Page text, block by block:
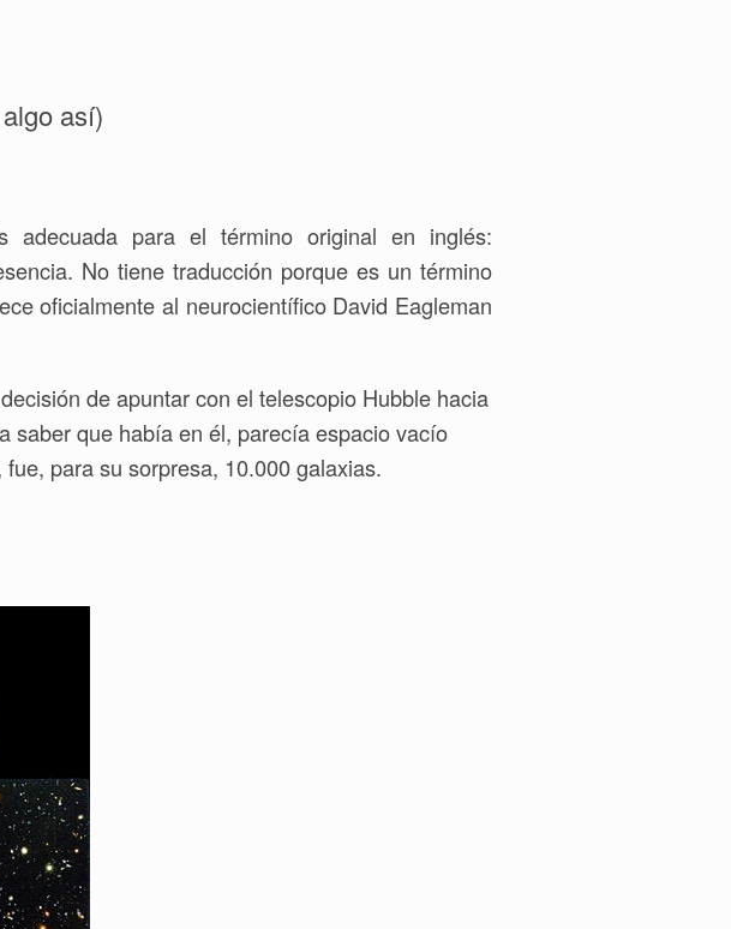
así)
para el término original en inglés:
No tiene traducción porque es un término
oficialmente al neurocientífico David Eagleman
de apuntar con el telescopio Hubble hacia
saber que había en él, parecía espacio vacío
para su sorpresa, 10.000 galaxias.